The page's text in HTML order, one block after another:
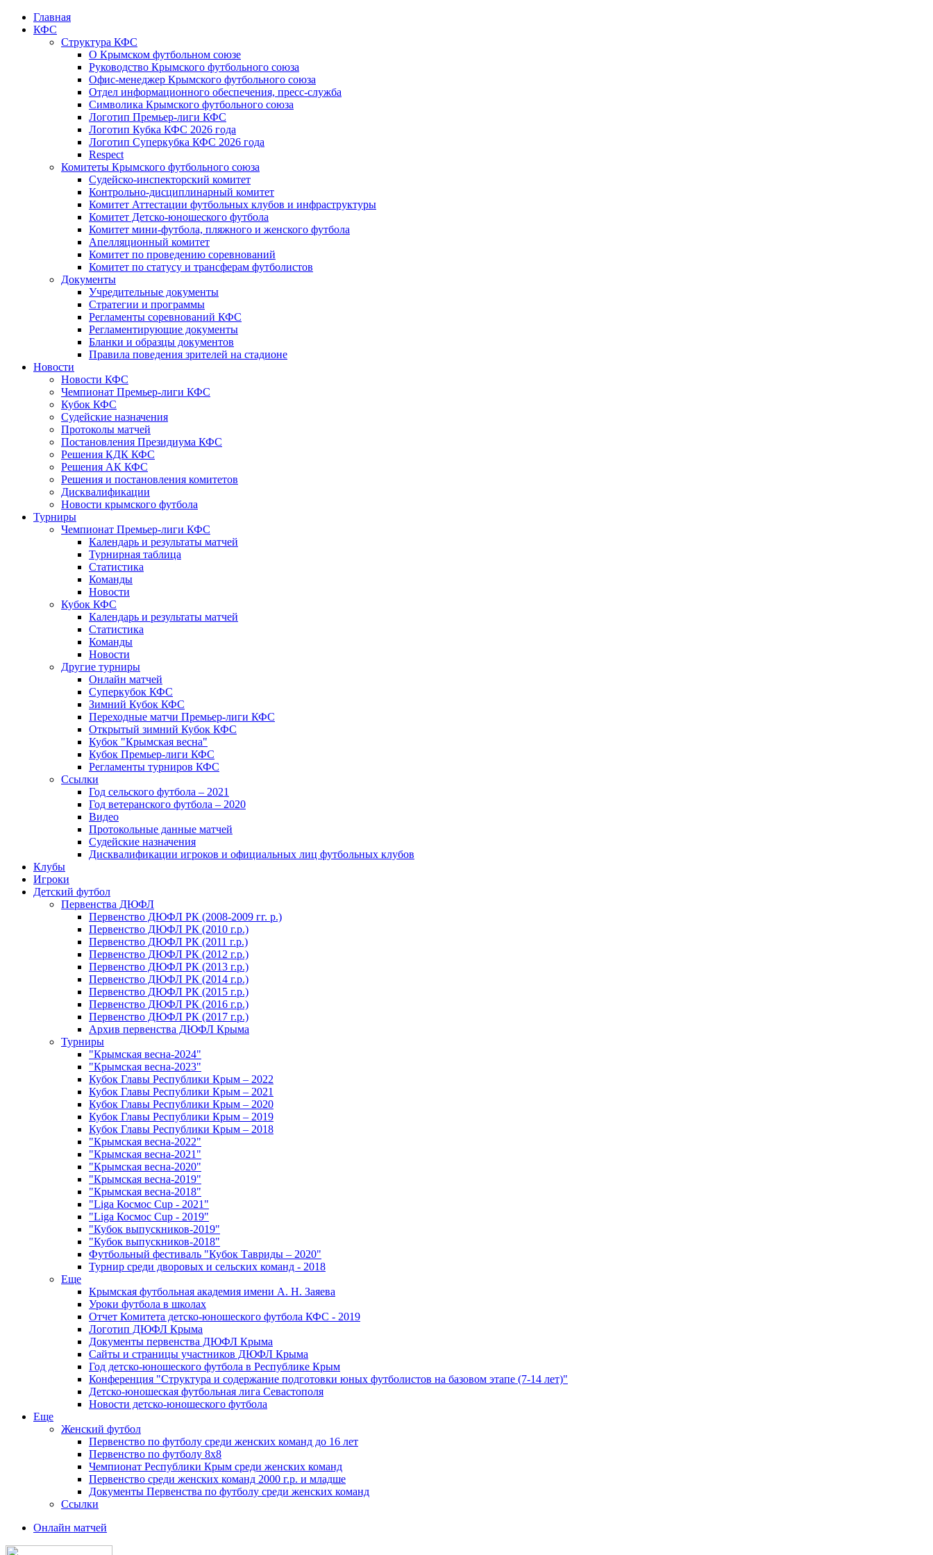
Главная
КФС
Структура КФС
О Крымском футбольном союзе
Руководство Крымского футбольного союза
Офис-менеджер Крымского футбольного союза
Отдел информационного обеспечения, пресс-служба
Символика Крымского футбольного союза
Логотип Премьер-лиги КФС
Логотип Кубка КФС 2026 года
Логотип Суперкубка КФС 2026 года
Respect
Комитеты Крымского футбольного союза
Судейско-инспекторский комитет
Контрольно-дисциплинарный комитет
Комитет Аттестации футбольных клубов и инфраструктуры
Комитет Детско-юношеского футбола
Комитет мини-футбола, пляжного и женского футбола
Апелляционный комитет
Комитет по проведению соревнований
Комитет по статусу и трансферам футболистов
Документы
Учредительные документы
Стратегии и программы
Регламенты соревнований КФС
Регламентирующие документы
Бланки и образцы документов
Правила поведения зрителей на стадионе
Новости
Новости КФС
Чемпионат Премьер-лиги КФС
Кубок КФС
Судейские назначения
Протоколы матчей
Постановления Президиума КФС
Решения КДК КФС
Решения АК КФС
Решения и постановления комитетов
Дисквалификации
Новости крымского футбола
Турниры
Чемпионат Премьер-лиги КФС
Календарь и результаты матчей
Турнирная таблица
Статистика
Команды
Новости
Кубок КФС
Календарь и результаты матчей
Статистика
Команды
Новости
Другие турниры
Онлайн матчей
Суперкубок КФС
Зимний Кубок КФС
Переходные матчи Премьер-лиги КФС
Открытый зимний Кубок КФС
Кубок "Крымская весна"
Кубок Премьер-лиги КФС
Регламенты турниров КФС
Ссылки
Год сельского футбола – 2021
Год ветеранского футбола – 2020
Видео
Протокольные данные матчей
Судейские назначения
Дисквалификации игроков и официальных лиц футбольных клубов
Клубы
Игроки
Детский футбол
Первенства ДЮФЛ
Первенство ДЮФЛ РК (2008-2009 гг. р.)
Первенство ДЮФЛ РК (2010 г.р.)
Первенство ДЮФЛ РК (2011 г.р.)
Первенство ДЮФЛ РК (2012 г.р.)
Первенство ДЮФЛ РК (2013 г.р.)
Первенство ДЮФЛ РК (2014 г.р.)
Первенство ДЮФЛ РК (2015 г.р.)
Первенство ДЮФЛ РК (2016 г.р.)
Первенство ДЮФЛ РК (2017 г.р.)
Архив первенства ДЮФЛ Крыма
Турниры
"Крымская весна-2024"
"Крымская весна-2023"
Кубок Главы Республики Крым – 2022
Кубок Главы Республики Крым – 2021
Кубок Главы Республики Крым – 2020
Кубок Главы Республики Крым – 2019
Кубок Главы Республики Крым – 2018
"Крымская весна-2022"
"Крымская весна-2021"
"Крымская весна-2020"
"Крымская весна-2019"
"Крымская весна-2018"
"Liga Космос Cup - 2021"
"Liga Космос Cup - 2019"
"Кубок выпускников-2019"
"Кубок выпускников-2018"
Футбольный фестиваль "Кубок Тавриды – 2020"
Турнир среди дворовых и сельских команд - 2018
Еще
Крымская футбольная академия имени А. Н. Заяева
Уроки футбола в школах
Отчет Комитета детско-юношеского футбола КФС - 2019
Логотип ДЮФЛ Крыма
Документы первенства ДЮФЛ Крыма
Сайты и страницы участников ДЮФЛ Крыма
Год детско-юношеского футбола в Республике Крым
Конференция "Структура и содержание подготовки юных футболистов на базовом этапе (7-14 лет)"
Детско-юношеская футбольная лига Севастополя
Новости детско-юношеского футбола
Еще
Женский футбол
Первенство по футболу среди женских команд до 16 лет
Первенство по футболу 8х8
Чемпионат Республики Крым среди женских команд
Первенство среди женских команд 2000 г.р. и младше
Документы Первенства по футболу среди женских команд
Ссылки
Онлайн матчей